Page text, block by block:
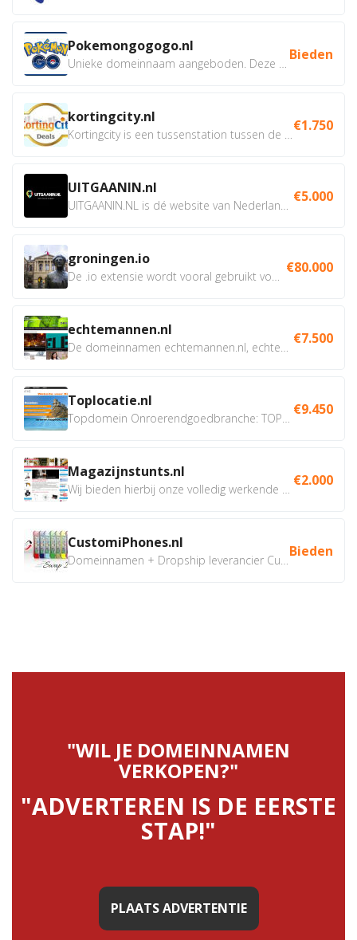
Pokemongogogo.nl Bieden
kortingcity.nl €1.750
UITGAANIN.nl €5.000
groningen.io €80.000
echtemannen.nl €7.500
Toplocatie.nl €9.450
Magazijnstunts.nl €2.000
CustomiPhones.nl Bieden
"WIL JE DOMEINNAMEN
VERKOPEN?"
"ADVERTEREN IS DE EERSTE
STAP!"
PLAATS ADVERTENTIE